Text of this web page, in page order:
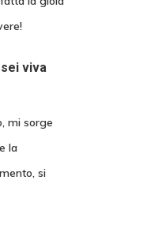
viva
mi sorge
la
si